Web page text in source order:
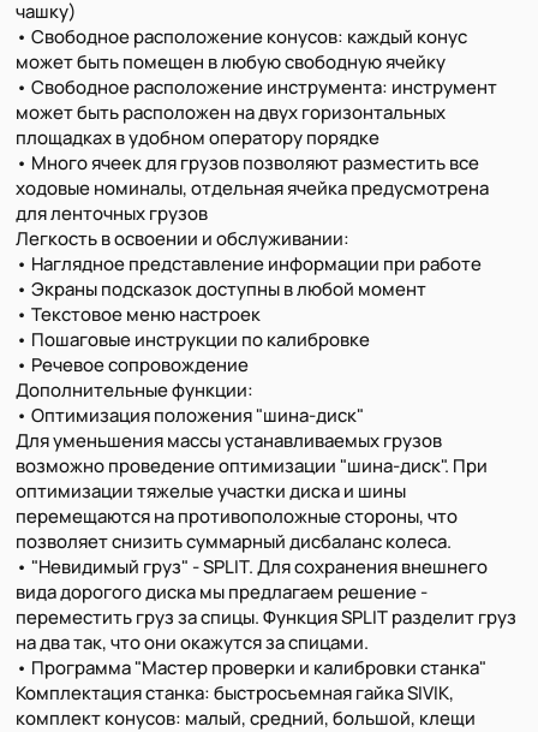
чашку)
• Свободное расположение конусов: каждый конус
может быть помещен в любую свободную ячейку
• Свободное расположение инструмента: инструмент
может быть расположен на двух горизонтальных
площадках в удобном оператору порядке
• Много ячеек для грузов позволяют разместить все
ходовые номиналы, отдельная ячейка предусмотрена
для ленточных грузов
Легкость в освоении и обслуживании:
• Наглядное представление информации при работе
• Экраны подсказок доступны в любой момент
• Текстовое меню настроек
• Пошаговые инструкции по калибровке
• Речевое сопровождение
Дополнительные функции:
• Оптимизация положения "шина-диск"
Для уменьшения массы устанавливаемых грузов
возможно проведение оптимизации "шина-диск". При
оптимизации тяжелые участки диска и шины
перемещаются на противоположные стороны, что
позволяет снизить суммарный дисбаланс колеса.
• "Невидимый груз" - SPLIT. Для сохранения внешнего
вида дорогого диска мы предлагаем решение -
переместить груз за спицы. Функция SPLIT разделит груз
на два так, что они окажутся за спицами.
• Программа "Мастер проверки и калибровки станка"
Комплектация станка: быстросъемная гайка SIVIK,
комплект конусов: малый, средний, большой, клещи